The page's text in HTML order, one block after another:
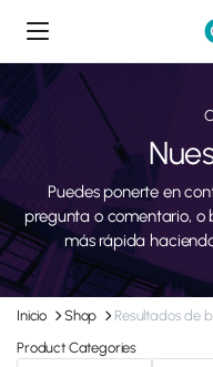
Puedes ponerte en
pregunta o comentario, o
más rápida
Inicio Shop
Resultados de
Product Categories